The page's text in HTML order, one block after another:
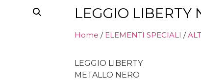
LEGGIO LIBERTY
Home / ELEMENTI SPECIALI /
LEGGIO LIBERTY
METALLO NERO